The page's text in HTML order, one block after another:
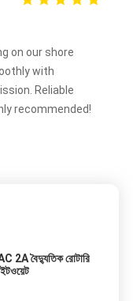
on our shore
with
Reliable
recommended!
2A বৈদ্যুতিক রোটারি